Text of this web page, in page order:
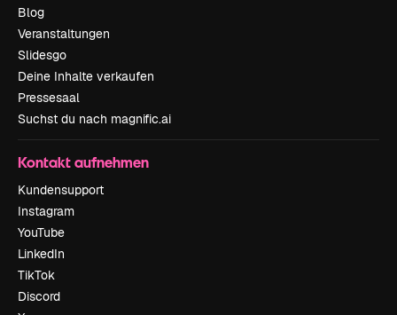
Blog
Veranstaltungen
Slidesgo
Deine Inhalte verkaufen
Pressesaal
Suchst du nach magnific.ai
Kontakt aufnehmen
Kundensupport
Instagram
YouTube
LinkedIn
TikTok
Discord